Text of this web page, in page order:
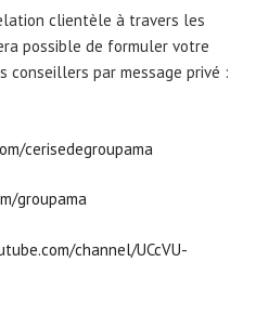
clientèle à travers les
possible de formuler votre
conseillers par message privé :
cerisedegroupama
groupama
channel/UCcVU-